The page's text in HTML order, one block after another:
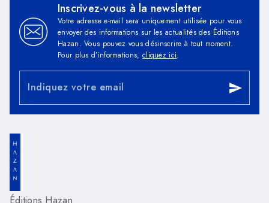
Inscrivez-vous à la newsletter
Votre adresse e-mail sera uniquement utilisée pour vous
envoyer des informations sur les actualités des Éditions
Hazan. Vous pouvez vous désinscrire à tout moment.
Pour plus d’informations, cliquez ici.
Indiquez votre email send